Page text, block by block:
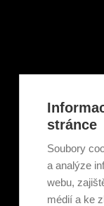
stránce
Soubory
a analýze
webu,
médií a ke